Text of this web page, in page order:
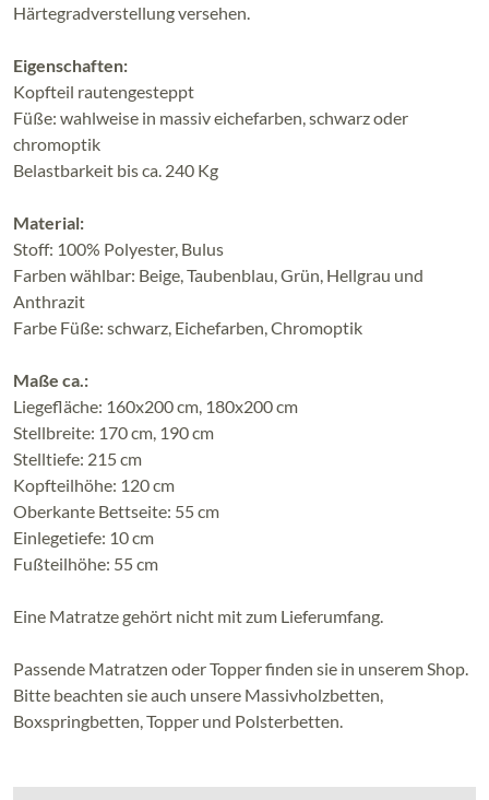
Härtegradverstellung versehen.
Eigenschaften:
Kopfteil rautengesteppt
Füße: wahlweise in massiv eichefarben, schwarz oder
chromoptik
Belastbarkeit bis ca. 240 Kg
Material:
Stoff: 100% Polyester, Bulus
Farben wählbar: Beige, Taubenblau, Grün, Hellgrau und
Anthrazit
Farbe Füße: schwarz, Eichefarben, Chromoptik
Maße ca.:
Liegefläche: 160x200 cm, 180x200 cm
Stellbreite: 170 cm, 190 cm
Stelltiefe: 215 cm
Kopfteilhöhe: 120 cm
Oberkante Bettseite: 55 cm
Einlegetiefe: 10 cm
Fußteilhöhe: 55 cm
Eine Matratze gehört nicht mit zum Lieferumfang.
Passende Matratzen oder Topper finden sie in unserem Shop.
Bitte beachten sie auch unsere Massivholzbetten,
Boxspringbetten,Topper und Polsterbetten.